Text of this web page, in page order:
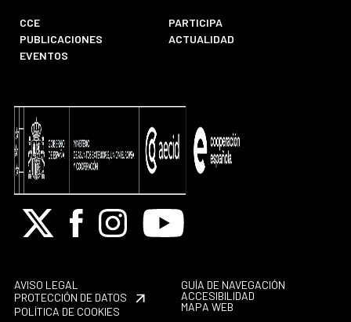
CCE
PARTICIPA
PUBLICACIONES
ACTUALIDAD
EVENTOS
X FacebookInstagramYoutube
AVISO LEGAL
PROTECCIÓN DE DATOS
POLÍTICA DE COOKIES
GUÍA DE NAVEGACIÓN
ACCESIBILIDAD
MAPA WEB